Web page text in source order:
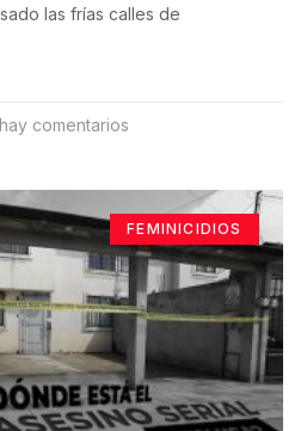
las frías calles de
comentarios
FEMINICIDIOS